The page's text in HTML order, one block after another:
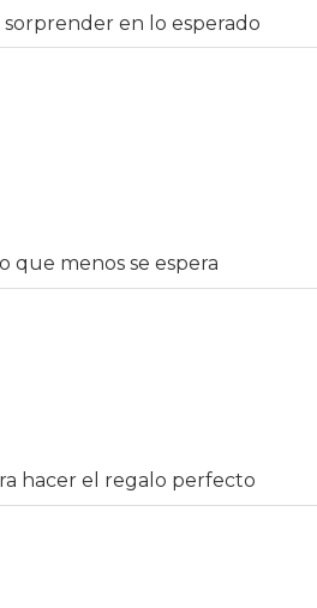
en lo esperado
que menos se espera
hacer el regalo perfecto